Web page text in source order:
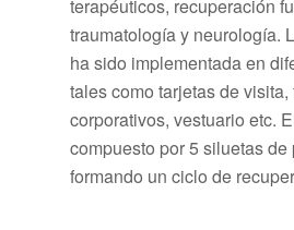
terapéuticos, recuperación
traumatología y neurología.
ha sido implementada en
tales como tarjetas de
corporativos, vestuario etc.
compuesto por 5 siluetas de
formando un ciclo de